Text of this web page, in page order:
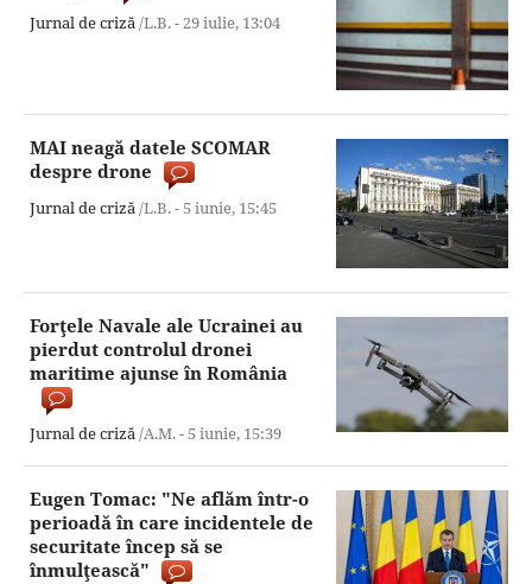
Jurnal de criză/L.B. -29 iulie, 13:04
MAI neagă datele SCOMAR
despre drone
Jurnal de criză/L.B. - 5 iunie, 15:45
Forţele Navale ale Ucrainei au
pierdut controlul dronei
maritime ajunse în România
Jurnal de criză/A.M. - 5 iunie, 15:39
Eugen Tomac: "Ne aflăm într-o
perioadă în care incidentele de
securitate încep să se
înmulţească"